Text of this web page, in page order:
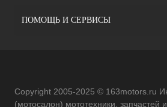
ПОМОЩЬ И СЕРВИСЫ
Copyright 2005-2025 © 163motors.ru
(мотосалон) мототехники, запчастей